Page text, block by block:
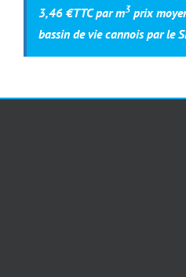
3,46 €TTC par m3prix
bassin de vie cannois par le